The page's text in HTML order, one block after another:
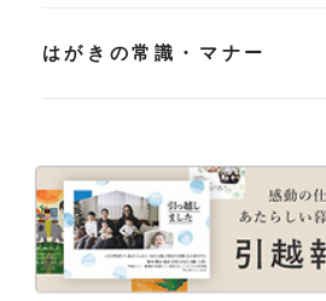
はがきの常識・マナー